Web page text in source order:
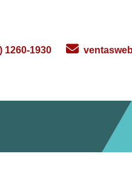
1260-1930